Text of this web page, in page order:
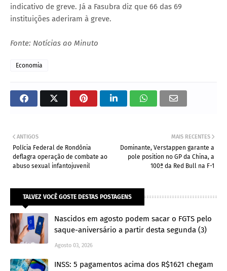
indicativo de greve. Já a Fasubra diz que 66 das 69
instituições aderiram à greve.
Fonte: Notícias ao Minuto
Economia
MAIS RECENTES
Dominante, Verstappen garante a
pole position no GP da China, a
100ª da Red Bull na F-1
ANTIGOS
Polícia Federal de Rondônia
deflagra operação de combate ao
abuso sexual infantojuvenil
TALVEZ VOCÊ GOSTE DESTAS POSTAGENS
Nascidos em agosto podem sacar o FGTS pelo
saque-aniversário a partir desta segunda (3)
Agosto 03, 2026
INSS: 5 pagamentos acima dos R$1621 chegam